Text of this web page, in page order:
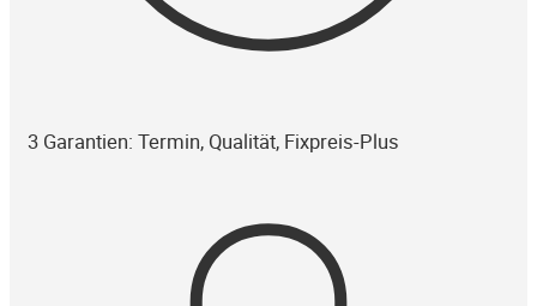
3 Garantien: Termin, Qualität, Fixpreis-Plus